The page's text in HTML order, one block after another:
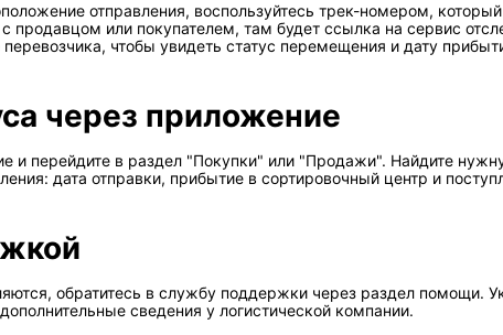
отправления, воспользуйтесь трек-номером,
продавцом или покупателем, там будет ссылка на сервис
чтобы увидеть статус перемещения и дату
через приложение
и перейдите в раздел "Покупки" или "Продажи". Найдите
дата отправки, прибытие в сортировочный центр и
обратитесь в службу поддержки через раздел помощи.
сведения у логистической компании.